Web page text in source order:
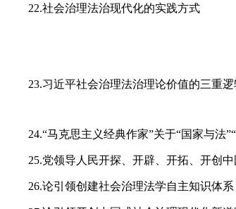
22.社会治理法治现代化的实践方式
23.习近平社会治理法治理论价值的三重逻
24.“马克思主义经典作家”关于“国家与法
25.党领导人民开探、开辟、开拓、开创
26.论引领创建社会治理法学自主知识体系